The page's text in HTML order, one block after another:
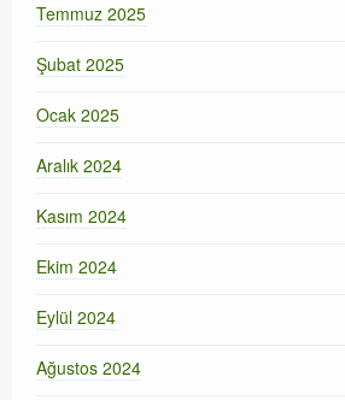
Temmuz 2025
Şubat 2025
Ocak 2025
Aralık 2024
Kasım 2024
Ekim 2024
Eylül 2024
Ağustos 2024